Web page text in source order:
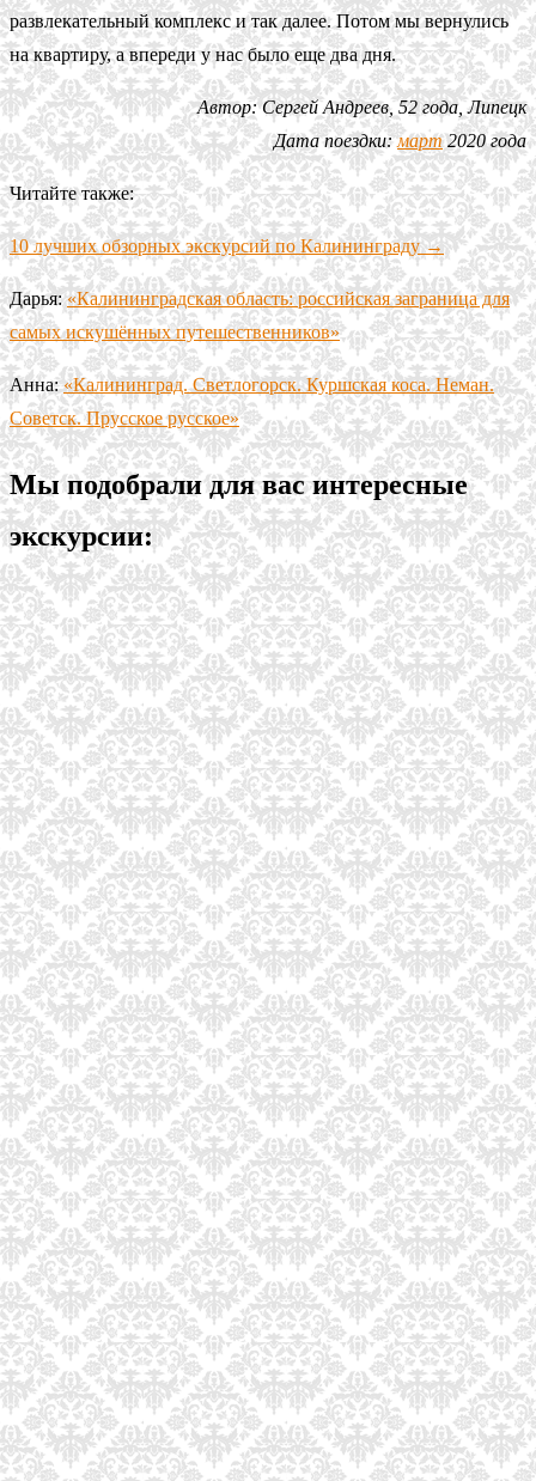
развлекательный комплекс и так далее. Потом мы вернулись
на квартиру, а впереди у нас было еще два дня.
Автор: Сергей Андреев, 52 года, Липецк
Дата поездки:март2020 года
Читайте также:
10 лучших обзорных экскурсий по Калининграду →
Дарья:«Калининградская область: российская заграница для
самых искушённых путешественников»
Анна:«Калининград. Светлогорск. Куршская коса. Неман.
Советск. Прусское русское»
Мы подобрали для вас интересные
экскурсии: